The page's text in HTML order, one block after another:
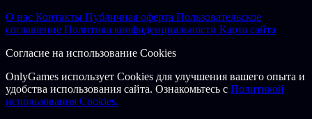
О нас Контакты Публичная оферта Пользовательское
соглашение Политика конфиденциальности Карта сайта
Согласие на использование Cookies
OnlyGames использует Cookies для улучшения вашего опыта и
удобства использования сайта. Ознакомьтесь с Политикой
использования Cookies.